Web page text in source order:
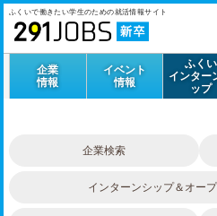
ふくいで働きたい学生のための就活情報サイト
企業
情報
イベント
情報
ふくい
インター
ップ
企業検索
インターンシップ＆オー